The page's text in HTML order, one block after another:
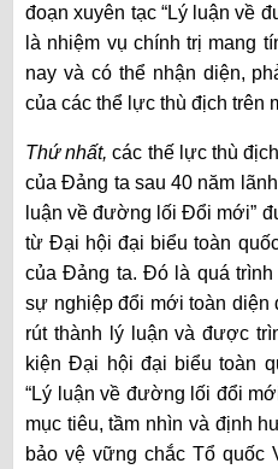
đoạn xuyên tạc “Lý luận về
là nhiệm vụ chính trị mang
nay và có thể nhận diện,
của các thể lực thù địch trên
Thứ nhất, các thế lực thù
của Đảng ta sau 40 năm
luận về đường lối Đổi mới”
từ Đại hội đại biểu toàn
của Đảng ta. Đó là quá
sự nghiệp đổi mới toàn diện
rút thành lý luận và được
kiện Đại hội đại biểu toàn
“Lý luận về đường lối đổi
mục tiêu, tầm nhìn và định
bảo vệ vững chắc Tổ quốc